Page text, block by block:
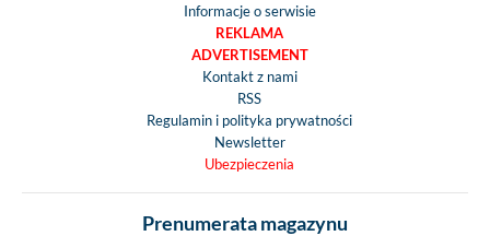
Informacje o serwisie
REKLAMA
ADVERTISEMENT
Kontakt z nami
RSS
Regulamin i polityka prywatności
Newsletter
Ubezpieczenia
Prenumerata magazynu